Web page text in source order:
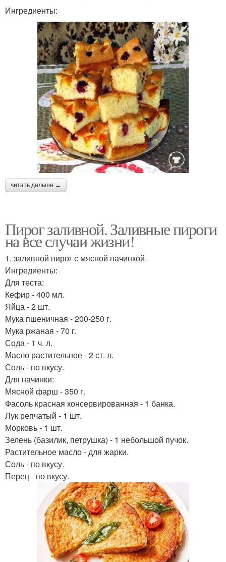
Ингредиенты:
читать дальше →
Пирог заливной. Заливные пироги
на все случаи жизни!
1. заливной пирог с мясной начинкой.
Ингредиенты:
Для теста:
Кефир - 400 мл.
Яйца - 2 шт.
Мука пшеничная - 200-250 г.
Мука ржаная - 70 г.
Сода - 1 ч. л.
Масло растительное - 2 ст. л.
Соль - по вкусу.
Для начинки:
Мясной фарш - 350 г.
Фасоль красная консервированная - 1 банка.
Лук репчатый - 1 шт.
Морковь - 1 шт.
Зелень (базилик, петрушка) - 1 небольшой пучок.
Растительное масло - для жарки.
Соль - по вкусу.
Перец - по вкусу.